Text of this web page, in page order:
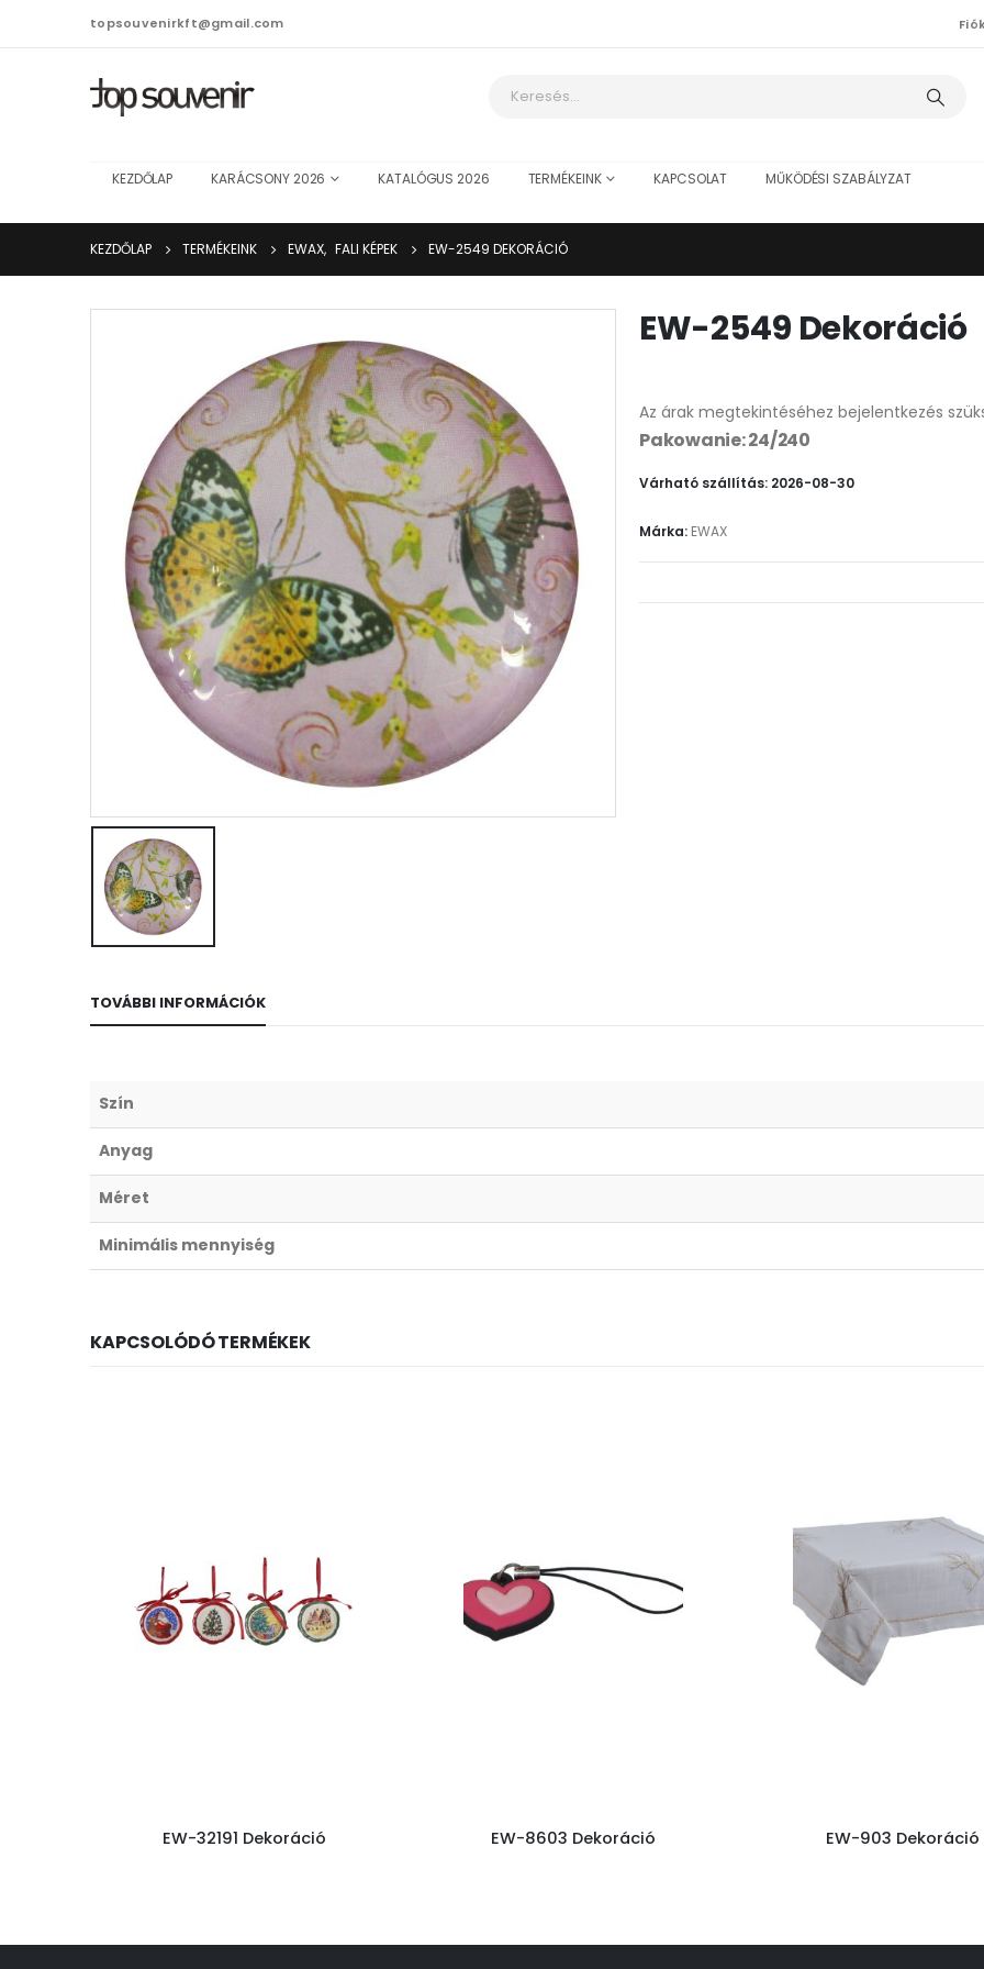
topsouvenirkft@gmail.com
KEZDŐLAP KARÁCSONY 2026 KATALÓGUS 2026 TERMÉKEINK KAPCSOLAT MŰKÖDÉSI SZABÁLYZAT
KEZDŐLAP TERMÉKEINK EWAX, FALI KÉPEK EW-2549 DEKORÁCIÓ
EW-2549 Dekoráció
Az árak megtekintéséhez bejelentkezés
Pakowanie: 24/240
Várható szállítás: 2026-08-30
Márka: EWAX
TOVÁBBI INFORMÁCIÓK
Szín
Anyag
Méret
Minimális mennyiség
KAPCSOLÓDÓ TERMÉKEK
EW-32191 Dekoráció EW-8603 Dekoráció EW-903 Dekoráció